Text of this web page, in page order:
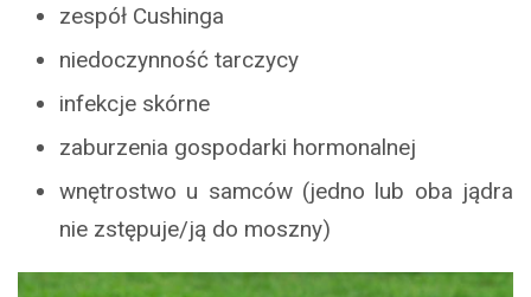
zespół Cushinga
niedoczynność tarczycy
infekcje skórne
zaburzenia gospodarki hormonalnej
wnętrostwo u samców (jedno lub oba jądra
nie zstępuje/ją do moszny)